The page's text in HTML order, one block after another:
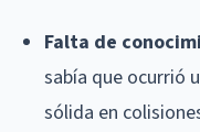
Falta de
sabía que ocurrió
sólida en